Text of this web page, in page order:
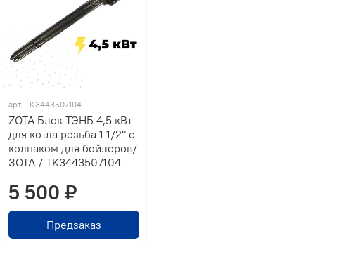
арт. TK3443507104
ZOTA Блок ТЭНБ 4,5 кВт
для котла резьба 1 1/2" с
колпаком для бойлеров/
ЗОТА / TK3443507104
5 500 ₽
Предзаказ